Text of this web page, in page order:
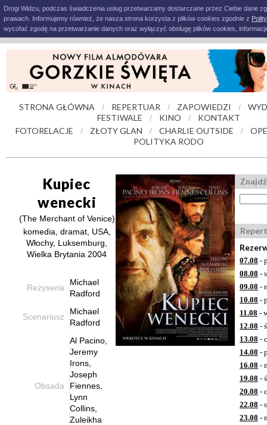
Drogi Widzu, podczas świadczenia usług przetwarzamy dostarczane przez Ciebie dane
prawach. Informujemy również, że nasza strona korzysta z plików cookies zgodnie z
wycofać zgodę na przetwarzanie danych oraz wyłączyć obsługę plików cookies,
STRONA GŁÓWNA / REPERTUAR / ZAPOWIEDZI /
FESTIWALE
/ KINO /
KONTAKT
FOTORELACJE
/ ZŁOTY GLAN / CHARLIE OUTSIDE /
POLITYKA RODO
Kupiec
wenecki
(The Merchant of Venice)
komedia, dramat, USA,
Włochy, Luksemburg,
Wielka Brytania 2004
Reżyseria
Michael
Radford
Scenariusz
Michael
Radford
Obsada
Al Pacino,
Jeremy
Irons,
Joseph
Fiennes,
Lynn
Collins,
Zuleikha
07.08 -
08.08 -
09.08 -
10.08 -
11.08 -
12.08 -
13.08 -
14.08 -
16.08 -
19.08 -
20.08 -
22.08 -
23.08 -